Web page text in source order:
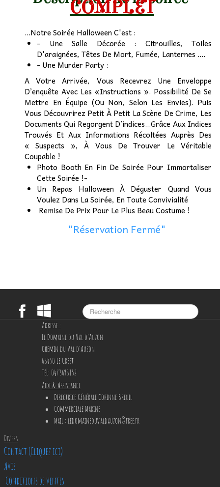
COMPLET
...Notre Soirée Halloween C'est :
- Une Salle Décorée : Citrouilles, Toiles
D'araignées, Têtes De Mort, Fumée, Lanternes ....
- Une Murder Party :
A Votre Arrivée, Vous Recevrez Une Enveloppe
D’enquête Avec Les «Instructions ». Possibilité De Se
Mettre En Équipe (Ou Non, Selon Les Envies). Puis
Vous Découvrirez Petit À Petit La Scène De Crime, Les
Documents Qui Regorgent D’indices...Grâce Aux Indices
Trouvés Et Aux Informations Récoltées Auprès Des
« Suspects », À Vous De Trouver Le Véritable
Coupable !
Photo Booth En Fin De Soirée Pour Immortaliser
Cette Soirée !-
Un Repas Halloween À Déguster Quand Vous
Voulez Dans La Soirée, En Toute Convivialité
Remise De Prix Pour Le Plus Beau Costume !
"Réservation Fermé"
Adresse :
Le Domaine du Val d'Auzon
Chemin du Val d'Auzon
63450 Le Crest
Tél: 0473693152
Aide & Assistance
Directrice Générale Corinne Breuil
Commerciale Marine
Mail : ledomaineduvaldauzon@free.fr
Divers
Contact (Cliquez ici)
Avis
Conditions de ventes